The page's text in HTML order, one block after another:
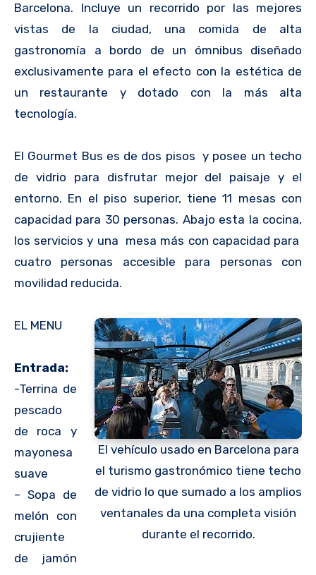
Barcelona. Incluye un recorrido por las mejores
vistas de la ciudad, una comida de alta
gastronomía a bordo de un ómnibus diseñado
exclusivamente para el efecto con la estética de
un restaurante y dotado con la más alta
tecnología.
El Gourmet Bus es de dos pisos y posee un techo
de vidrio para disfrutar mejor del paisaje y el
entorno. En el piso superior, tiene 11 mesas con
capacidad para 30 personas. Abajo esta la cocina,
los servicios y una mesa más con capacidad para
cuatro personas accesible para personas con
movilidad reducida.
El vehículo usado en Barcelona para
el turismo gastronómico tiene techo
de vidrio lo que sumado a los amplios
ventanales da una completa visión
durante el recorrido.
EL MENU
Entrada:
-Terrina de
pescado
de roca y
mayonesa
suave
– Sopa de
melón con
crujiente
de jamón